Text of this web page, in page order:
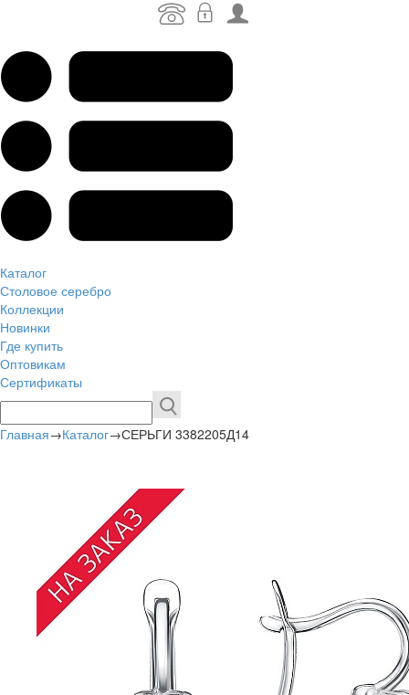
Каталог
Столовое серебро
Коллекции
Новинки
Где купить
Оптовикам
Сертификаты
Главная→Каталог→СЕРЬГИ 3382205Д14